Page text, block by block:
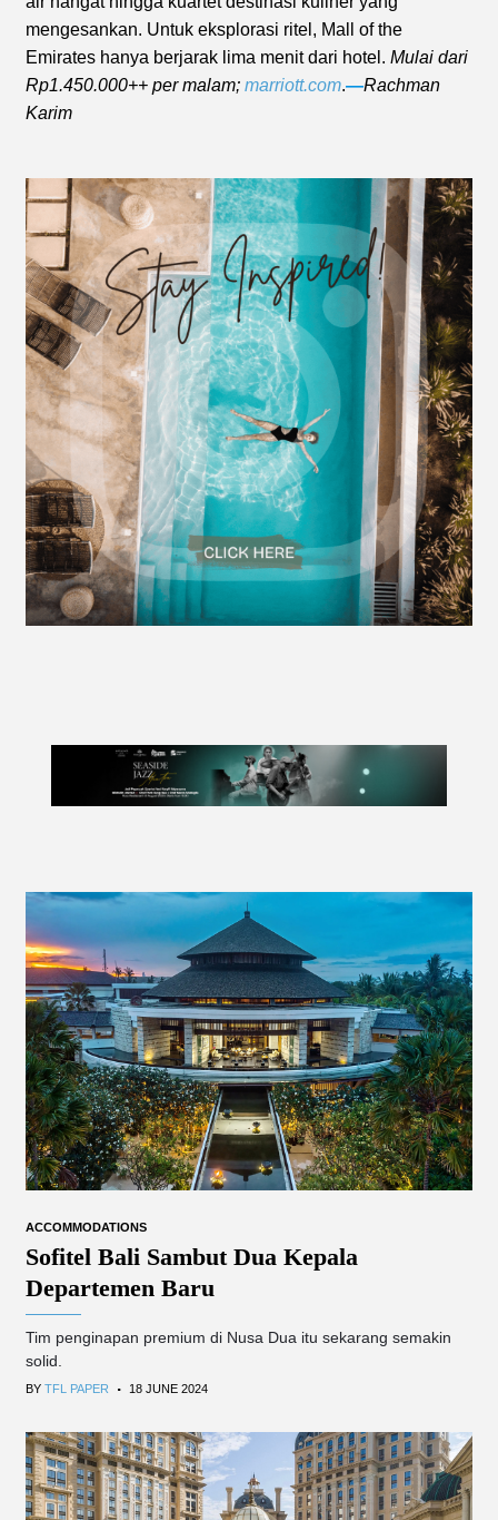
mengesankan. Untuk eksplorasi ritel, Mall of the
Emirates hanya berjarak lima menit dari hotel. Mulai dari
Rp1.450.000++ per malam; marriott.com.—Rachman
Karim
ACCOMMODATIONS
Sofitel Bali Sambut Dua Kepala
Departemen Baru
Tim penginapan premium di Nusa Dua itu sekarang semakin
solid.
BY TFL PAPER . 18 JUNE 2024